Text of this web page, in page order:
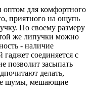
для комфортного
приятного на ощупь
По своему размеру
же липучки можно
- наличие
соединяется с
позволит засыпать
делать,
шумы, мешающие